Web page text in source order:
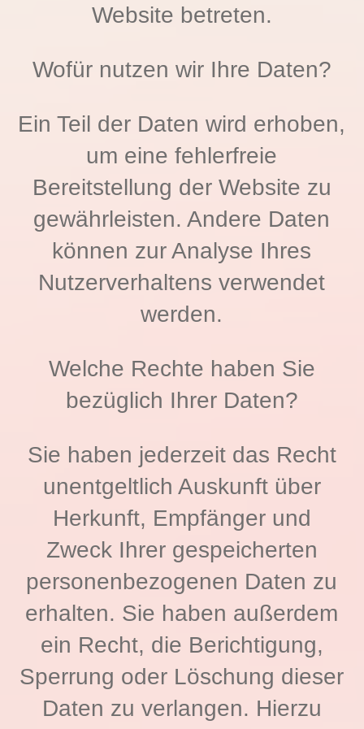
Website betreten.
Wofür nutzen wir Ihre Daten?
Ein Teil der Daten wird erhoben,
um eine fehlerfreie
Bereitstellung der Website zu
gewährleisten. Andere Daten
können zur Analyse Ihres
Nutzerverhaltens verwendet
werden.
Welche Rechte haben Sie
bezüglich Ihrer Daten?
Sie haben jederzeit das Recht
unentgeltlich Auskunft über
Herkunft, Empfänger und
Zweck Ihrer gespeicherten
personenbezogenen Daten zu
erhalten. Sie haben außerdem
ein Recht, die Berichtigung,
Sperrung oder Löschung dieser
Daten zu verlangen. Hierzu